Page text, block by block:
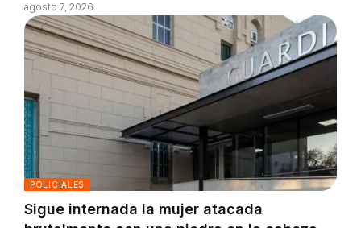
agosto 7, 2026
POLICIALES
Sigue internada la mujer atacada